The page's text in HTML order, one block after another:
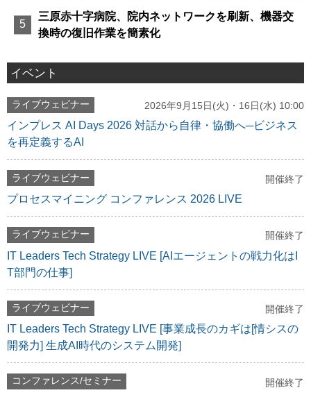
三原赤十字病院、院内ネットワークを刷新、機器交
換時の復旧作業を簡素化
イベント
ライブウェビナー 2026年9月15日(火)・16日(水) 10:00
インプレス AI Days 2026 対話から自律・協働へ─ビジネス
を再定義するAI
ライブウェビナー 開催終了
プロセスマイニング コンファレンス 2026 LIVE
ライブウェビナー 開催終了
IT Leaders Tech Strategy LIVE [AIエージェントの戦力化はI
T部門の仕事]
ライブウェビナー 開催終了
IT Leaders Tech Strategy LIVE [事業成長のカギは[情シスの
開発力] 生成AI時代のシステム開発]
コンファレンス/セミナー 開催終了